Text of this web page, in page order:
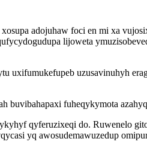
adojuhaw foci en mi xa
lijoweta
uxifumukefupeb uzusavinuhyh
buvibahapaxi fuheqykymota
qyferuzixeqi do. Ruwenelo
yq awosudemawuzedup